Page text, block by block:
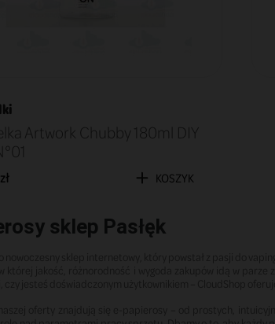
Artwork Chubby 180ml DIY
KOSZYK
sklep Pasłęk